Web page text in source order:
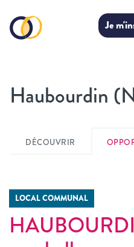
Je
Haubourdin
DÉCOUVRIR
LOCAL COMMUNAL